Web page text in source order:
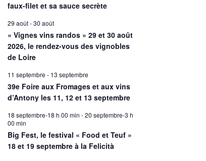
faux-filet et sa sauce secrète
29 août-30 août
« Vignes vins randos » 29 et 30 août
2026, le rendez-vous des vignobles
de Loire
11 septembre - 13 septembre
39e Foire aux Fromages et aux vins
d’Antony les 11, 12 et 13 septembre
18 septembre-18 h 00 min -20 septembre-3 h
00 min
Big Fest, le festival « Food et Teuf »
18 et 19 septembre à la Felicità